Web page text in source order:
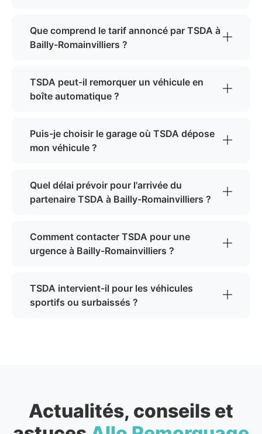
Que comprend le tarif annoncé par TSDA à
Bailly-Romainvilliers ?
TSDA peut-il remorquer un véhicule en
boîte automatique ?
Puis-je choisir le garage où TSDA dépose
mon véhicule ?
Quel délai prévoir pour l'arrivée du
partenaire TSDA à Bailly-Romainvilliers ?
Comment contacter TSDA pour une
urgence à Bailly-Romainvilliers ?
TSDA intervient-il pour les véhicules
sportifs ou surbaissés ?
Actualités, conseils et